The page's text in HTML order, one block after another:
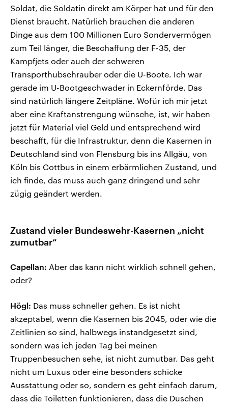
Soldat, die Soldatin direkt am Körper hat und für den
Dienst braucht. Natürlich brauchen die anderen
Dinge aus dem 100 Millionen Euro Sondervermögen
zum Teil länger, die Beschaffung der F-35, der
Kampfjets oder auch der schweren
Transporthubschrauber oder die U-Boote. Ich war
gerade im U-Bootgeschwader in Eckernförde. Das
sind natürlich längere Zeitpläne. Wofür ich mir jetzt
aber eine Kraftanstrengung wünsche, ist, wir haben
jetzt für Material viel Geld und entsprechend wird
beschafft, für die Infrastruktur, denn die Kasernen in
Deutschland sind von Flensburg bis ins Allgäu, von
Köln bis Cottbus in einem erbärmlichen Zustand, und
ich finde, das muss auch ganz dringend und sehr
zügig geändert werden.
Zustand vieler Bundeswehr-Kasernen „nicht
zumutbar“
Capellan: Aber das kann nicht wirklich schnell gehen,
oder?
Högl: Das muss schneller gehen. Es ist nicht
akzeptabel, wenn die Kasernen bis 2045, oder wie die
Zeitlinien so sind, halbwegs instandgesetzt sind,
sondern was ich jeden Tag bei meinen
Truppenbesuchen sehe, ist nicht zumutbar. Das geht
nicht um Luxus oder eine besonders schicke
Ausstattung oder so, sondern es geht einfach darum,
dass die Toiletten funktionieren, dass die Duschen